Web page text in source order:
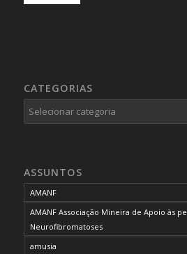
CATEGORIAS
Categorias
ASSUNTOS
AMANF
AMANF Associação Mineira de Apoio às
Neurofibromatoses
amusia